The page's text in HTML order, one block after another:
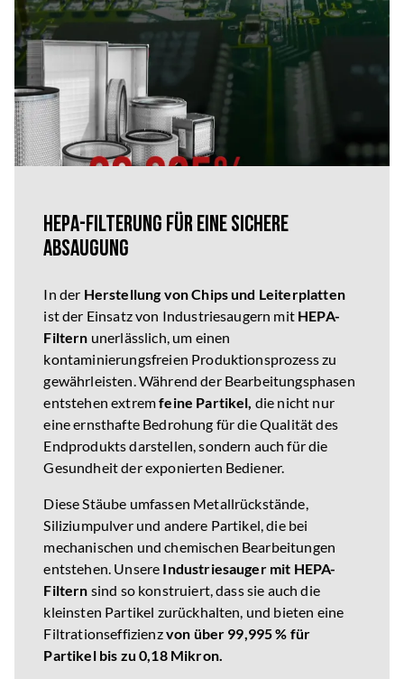
HEPA-Filterung für eine sichere
Absaugung
In der Herstellung von Chips und Leiterplatten
ist der Einsatz von Industriesaugern mit HEPA-
Filtern unerlässlich, um einen
kontaminierungsfreien Produktionsprozess zu
gewährleisten. Während der Bearbeitungsphasen
entstehen extremfeine Partikel, die nicht nur
eine ernsthafte Bedrohung für die Qualität des
Endprodukts darstellen, sondern auch für die
Gesundheit der exponierten Bediener.
Diese Stäube umfassen Metallrückstände,
Siliziumpulver und andere Partikel, die bei
mechanischen und chemischen Bearbeitungen
entstehen. Unsere Industriesauger mit HEPA-
Filtern sind so konstruiert, dass sie auch die
kleinsten Partikel zurückhalten, und bieten eine
Filtrationseffizienzvon über 99,995 % für
Partikel bis zu 0,18 Mikron.